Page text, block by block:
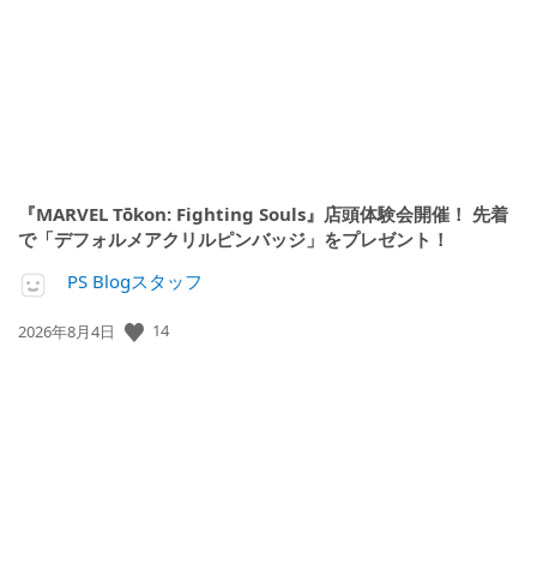
『MARVEL Tōkon: Fighting Souls』店頭体験会開催！ 先着
で「デフォルメアクリルピンバッジ」をプレゼント！
PS Blogスタッフ
公
2026年8月4日 14